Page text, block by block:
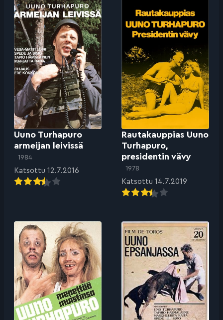
Uuno Turhapuro
armeijan leivissä
1984
Katsottu 12.7.2016
Rautakauppias Uuno
Turhapuro,
presidentin vävy
1978
Katsottu 14.7.2019